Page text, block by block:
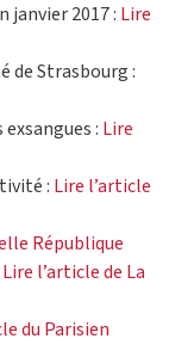
janvier 2017 : Lire
de Strasbourg :
: Lire
: Lire l’article
République
Lire l’article de La
du Parisien